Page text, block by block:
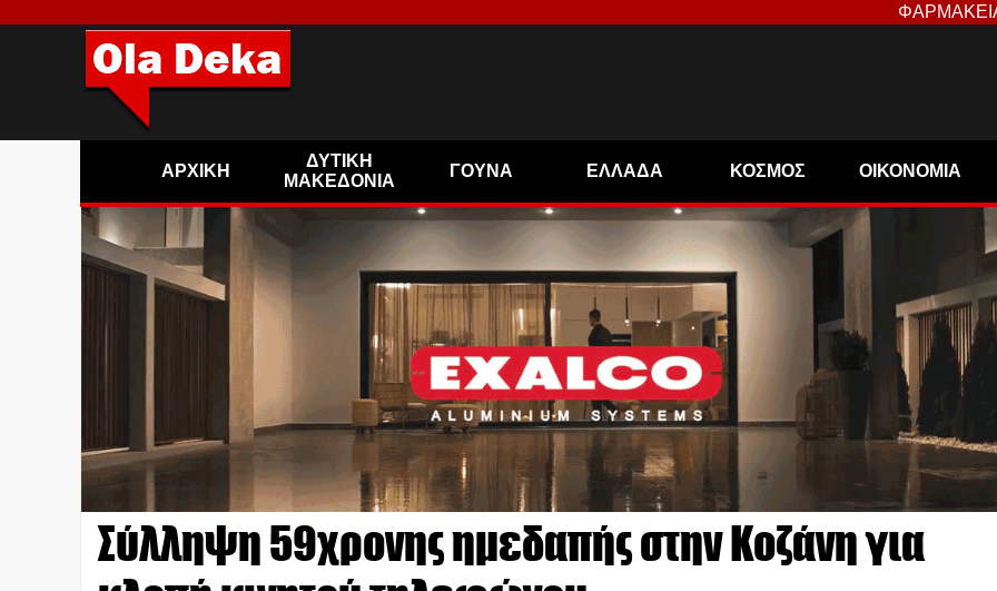
ΑΡΧΙΚΗ
ΔΥΤΙΚΗ
ΜΑΚΕΔΟΝΙΑ
ΓΟΥΝΑ ΕΛΛΑΔΑ ΚΟΣΜΟΣ ΟΙΚΟΝΟΜΙΑ
Σύλληψη 59χρονης ημεδαπής στην Κοζάνη για